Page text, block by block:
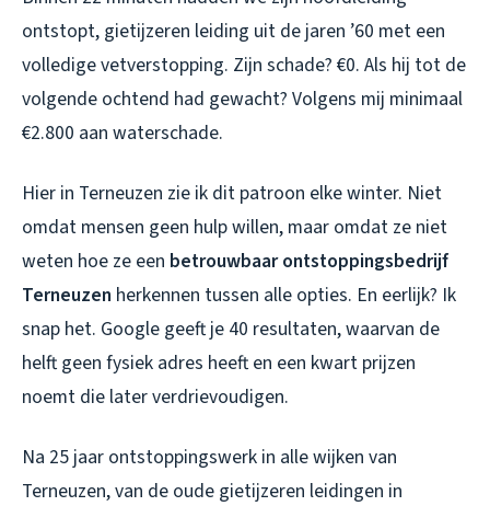
ontstopt, gietijzeren leiding uit de jaren ’60 met een
volledige vetverstopping. Zijn schade? €0. Als hij tot de
volgende ochtend had gewacht? Volgens mij minimaal
€2.800 aan waterschade.
Hier in Terneuzen zie ik dit patroon elke winter. Niet
omdat mensen geen hulp willen, maar omdat ze niet
weten hoe ze een betrouwbaar ontstoppingsbedrijf
Terneuzen herkennen tussen alle opties. En eerlijk? Ik
snap het. Google geeft je 40 resultaten, waarvan de
helft geen fysiek adres heeft en een kwart prijzen
noemt die later verdrievoudigen.
Na 25 jaar ontstoppingswerk in alle wijken van
Terneuzen, van de oude gietijzeren leidingen in